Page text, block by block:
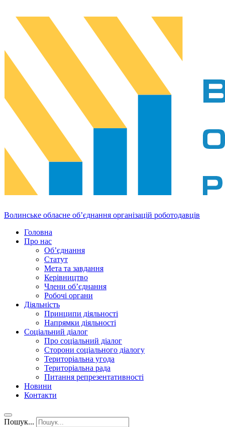
Волинське обласне об’єднання організацій роботодавців
Головна
Про нас
Об’єднання
Статут
Мета та завдання
Керівництво
Члени об’єднання
Робочі органи
Діяльність
Принципи діяльності
Напрямки діяльності
Соціальний діалог
Про соціальний діалог
Сторони соціального діалогу
Територіальна угода
Територіальна рада
Питання репрезентативності
Новини
Контакти
Пошук...